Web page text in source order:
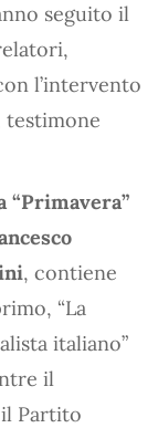
seguito il
l’intervento
testimone
“Primavera”
, contiene
“La
italiano”
il
il Partito